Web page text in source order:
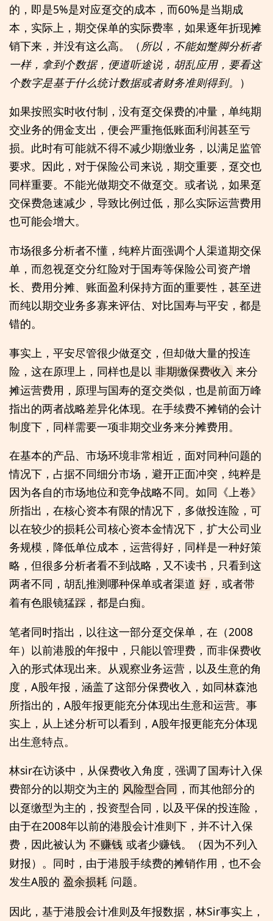
的，即是5%是对应趸交的成本，而60%是当期成
本，实际上，期交保单的实际费率，如果逐年折现摊
销下来，并没有这么高。（ 所以，不能如蹩脚分析者
一样，拿到个数据，便道听途说，胡乱应用，要看这
个数字是基于什么统计数据或者财务准则得到。
）
如果按照实时收付制，没有趸交保费的冲量，单纯期
交业务的佣金支出，便会严重拖低账面利润甚至亏
损。此时有可能就不得不减少期缴业务，以满足监管
要求。因此，对于保险公司来说，期交重要，趸交也
同样重要。不能光做期交不做趸交。或者说，如果趸
交保费急速减少，导致比例过低，那么实际运营费用
也可能会增大。
市场很多分析者不懂，纯粹片面强调个人渠道期交保
单，而忽视趸交分红险对于国寿等保险公司资产增
长、费用分摊、账面盈利保持方面的重要性，甚至进
而纯以期交业务多寡来评估、对比国寿与平安，都是
错的。
事实上，平安尽管很少做趸交，但却做大量的投连
险，这在原理上，同样也是以 非期缴保费收入 来分
摊运营费用，原理与国寿的趸交类似，也是前面万峰
指出的两者战略差异化体现。在手续费不摊销的会计
制度下，同样需要一项非期交业务来分摊费用。
在基本的产品、市场环境非常相近，面对同种问题的
情况下，占据不同细分市场，避开正面冲突，纯粹是
因为各自的市场地位和竞争战略不同。如同《上卷》
所指出，在核心资本有限的情况下，多做投连险，可
以在较少的损耗公司核心资本金情况下，扩大公司业
务规模，降低单位成本，运营得好，同样是一种好策
略，但很多分析者看不到战略，又不读书，只看到这
两者不同，胡乱推测哪种保单或者渠道 好 ，或者带
着有色眼镜猛踩，都是白痴。
笔者同时指出，以往这一部分趸交保单，在（2008
年）以前港股的年报中，只能以管理费，而非保费收
入的形式体现出来。从观察业务运营，以及生意的角
度，A股年报，涵盖了这部分保费收入，如同林森池
所指出的，A股年报更能充分体现出生意和运营。事
实上，从上述分析可以看到，A股年报更能充分体现
出生意特点。
林sir在访谈中，从保费收入角度，强调了国寿计入保
费部分的以期交为主的 风险型合同
，而其他部分的
以趸缴型为主的，投资型合同，以及平保的投连险，
由于在2008年以前的港股会计准则下，并不计入保
费，因此被认为 不赚钱 或者少赚钱。（因为不列入
财报）。同时，由于港股手续费的摊销作用，也不会
发生A股的 盈余损耗 问题。
因此，基于港股会计准则及年报数据，林Sir事实上，